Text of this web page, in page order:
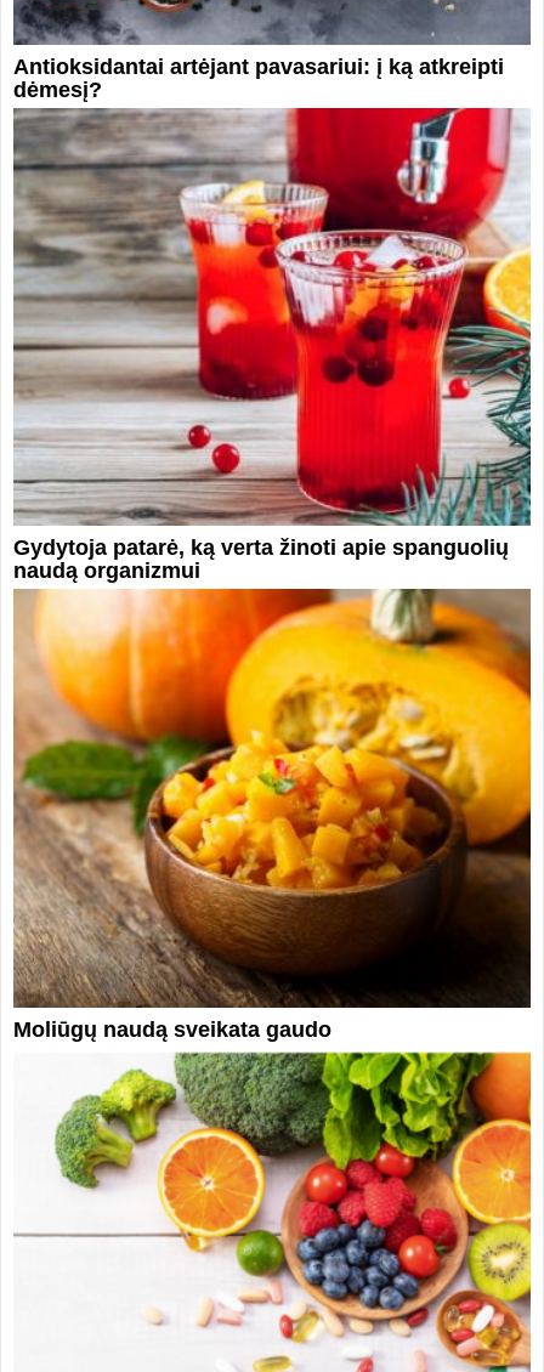
Antioksidantai artėjant pavasariui: į ką atkreipti
dėmesį?
Gydytoja patarė, ką verta žinoti apie spanguolių
naudą organizmui
Moliūgų naudą sveikata gaudo